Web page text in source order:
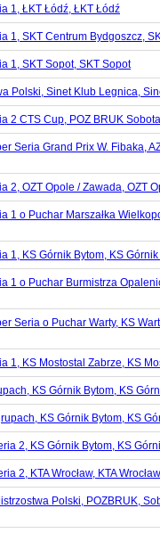
1, ŁKT Łódź, ŁKT Łódź
1, SKT Centrum Bydgoszcz,
1, SKT Sopot, SKT Sopot
Polski, Sinet Klub Legnica,
2 CTS Cup, POZ BRUK
Seria Grand Prix W. Fibaka,
2, OZT Opole / Zawada, OZT
1 o Puchar Marszałka
1, KS Górnik Bytom, KS
1 o Puchar Burmistrza
Seria o Puchar Warty, KS
1, KS Mostostal Zabrze, KS
KS Górnik Bytom, KS
KS Górnik Bytom, KS
2, KS Górnik Bytom, KS
2, KTA Wrocław, KTA Wrocław
Polski, POZBRUK,